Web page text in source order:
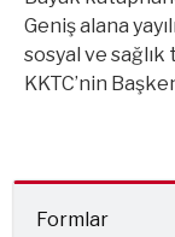
Geniş alana
sosyal ve sağlık
KKTC’nin
Formlar